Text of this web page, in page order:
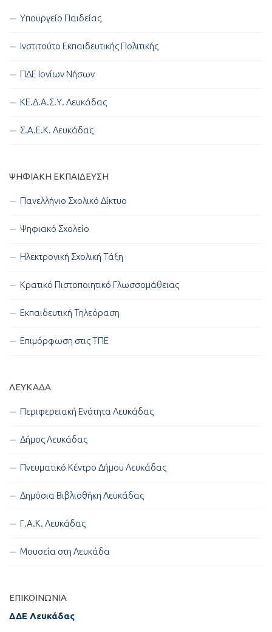
Υπουργείο Παιδείας
Ινστιτούτο Εκπαιδευτικής Πολιτικής
ΠΔΕ Ιονίων Νήσων
ΚΕ.Δ.Α.Σ.Υ. Λευκάδας
Σ.Α.Ε.Κ. Λευκάδας
ΨΗΦΙΑΚΉ ΕΚΠΑΊΔΕΥΣΗ
Πανελλήνιο Σχολικό Δίκτυο
Ψηφιακό Σχολείο
Ηλεκτρονική Σχολική Τάξη
Κρατικό Πιστοποιητικό Γλωσσομάθειας
Εκπαιδευτική Τηλεόραση
Επιμόρφωση στις ΤΠΕ
ΛΕΥΚΑΔΑ
Περιφερειακή Ενότητα Λευκάδας
Δήμος Λευκάδας
Πνευματικό Κέντρο Δήμου Λευκάδας
Δημόσια Βιβλιοθήκη Λευκάδας
Γ.Α.Κ. Λευκάδας
Μουσεία στη Λευκάδα
ΕΠΙΚΟΙΝΩΝΊΑ
ΔΔΕ Λευκάδας